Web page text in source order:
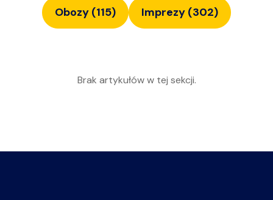
Obozy (115) Imprezy (302)
Brak artykułów w tej sekcji.